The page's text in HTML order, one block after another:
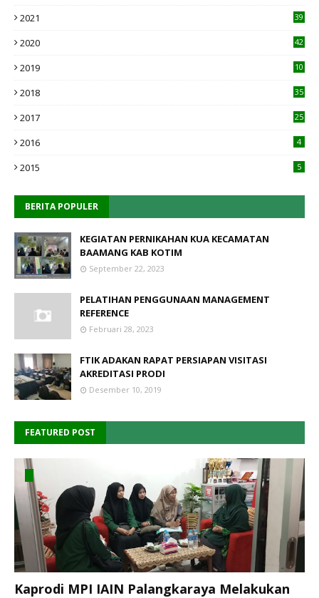
2021 39
2020 42
2019
10
2018 35
2017 25
2016 4
2015 5
BERITA POPULER
KEGIATAN PERNIKAHAN KUA KECAMATAN
BAAMANG KAB KOTIM
September 22, 2023
PELATIHAN PENGGUNAAN MANAGEMENT
REFERENCE
Februari 28, 2023
FTIK ADAKAN RAPAT PERSIAPAN VISITASI
AKREDITASI PRODI
Desember 10, 2019
FEATURED POST
Kaprodi MPI IAIN Palangkaraya Melakukan